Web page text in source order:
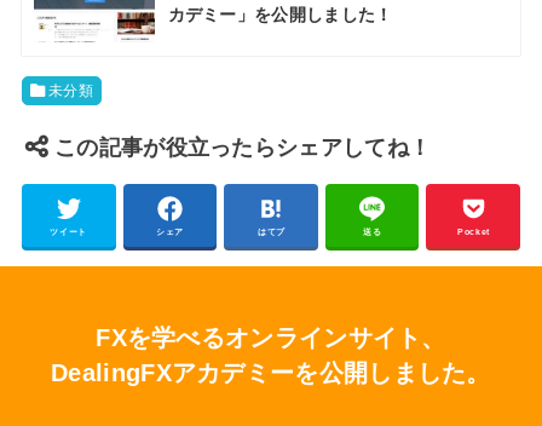
カデミー」を公開しました！
未分類
この記事が役立ったらシェアしてね！
ツイート シェア はてブ 送る Pocket
FXを学べるオンラインサイト、
DealingFXアカデミーを公開しました。